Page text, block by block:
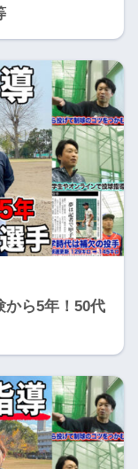
から5年！50代